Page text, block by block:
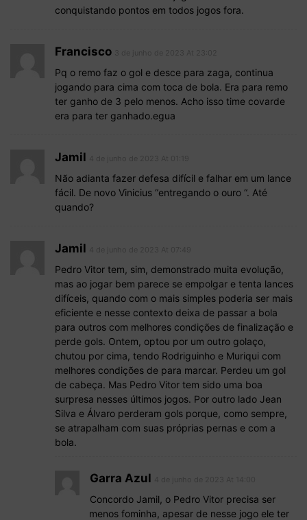
conquistando pontos em todos jogos fora.
Francisco
Pq o remo faz o gol e desce para zaga, continua
jogando para cima com toca de bola. Era para remo
ter ganho de 3 pelo menos. Acho isso time covarde
era para ter ganhado.egua
Jamil
Não adianta fazer defesa difícil e falhar em um lance
fácil. De novo Vinicius “entregando o ouro “. Até
quando?
Jamil
Pedro Vitor tem, sim, demonstrado muita evolução,
mas ao jogar bem parece se empolgar e tenta lances
difíceis, quando com o mais simples poderia ser mais
eficiente e nesse contexto deixa de passar a bola
para outros com melhores condições de finalização e
perde gols. Ontem, optou por um outro golaço,
chutou por cima, tendo Rodriguinho e Muriqui com
melhores condições de para marcar. Perdeu um gol
de cabeça. Mas Pedro Vitor tem sido uma boa
surpresa nesses últimos jogos. Por outro lado Jean
Silva e Álvaro perderam gols porque, como sempre,
se atrapalham com suas próprias pernas e com a
bola.
Garra Azul
Concordo Jamil, o Pedro Vitor precisa ser
menos fominha, apesar de nesse jogo ele ter